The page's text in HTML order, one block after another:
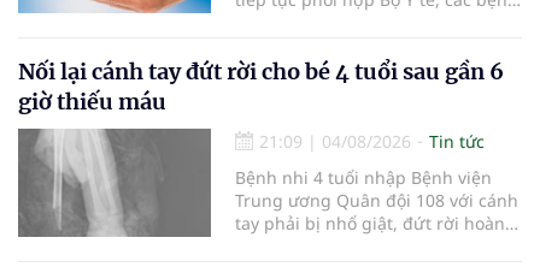
cường truyền thông, hoàn thiện
quy trình chuyên môn và hệ thống
hiến và ghép mô tạng.
Nối lại cánh tay đứt rời cho bé 4 tuổi sau gần 6
giờ thiếu máu
21:09 | 04/08/2026
Tin tức
Bệnh nhi 4 tuổi nhập Bệnh viện
Trung ương Quân đội 108 với cánh
tay phải bị nhổ giật, đứt rời hoàn